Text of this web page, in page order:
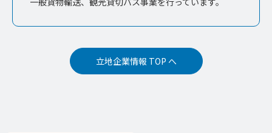
立地企業情報 TOP へ